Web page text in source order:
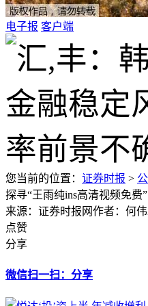
电子报 客户端
您当前的位置： 证券时报 >
探寻“王雨纯ins高清视频免
来源：证券时报网作者：何伟
点赞
分享
微信扫一扫：分享